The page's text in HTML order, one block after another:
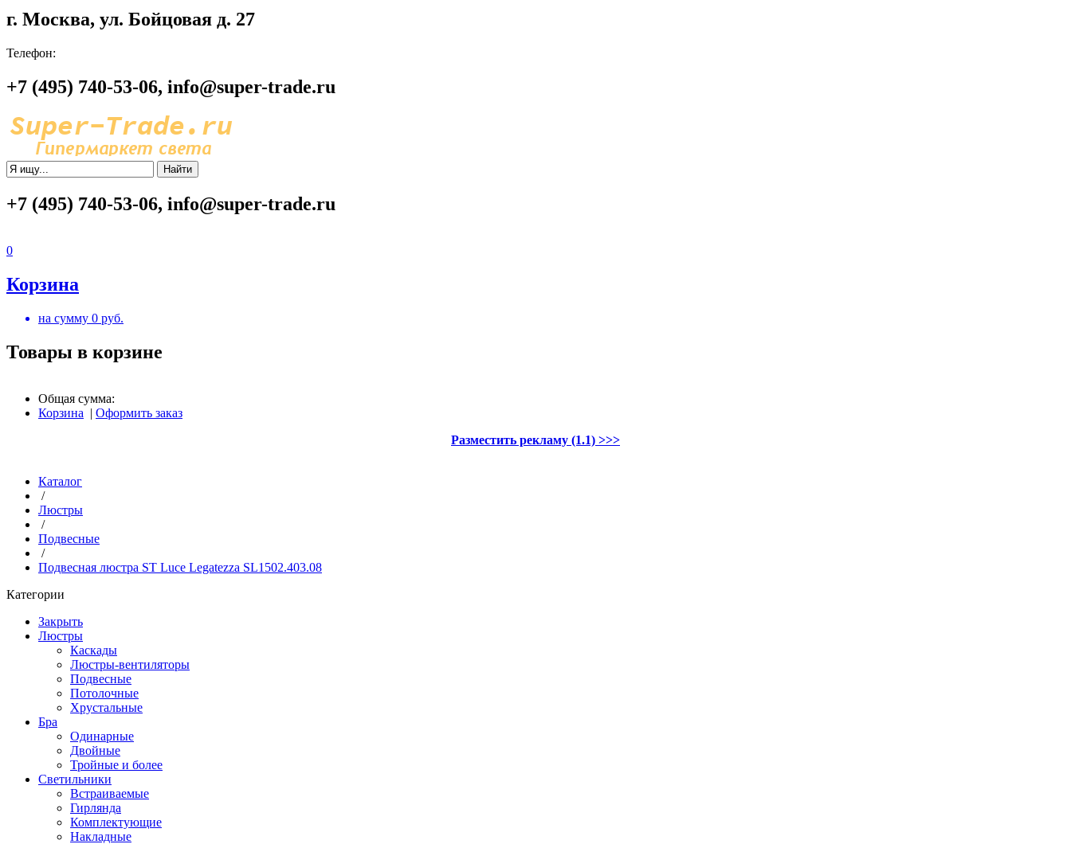
г. Москва, ул. Бойцовая д. 27
Телефон:
+7 (495) 740-53-06, info@super-trade.ru
Найти
+7 (495) 740-53-06, info@super-trade.ru
0
Корзина
на сумму 0 руб.
Товары в корзине
Общая сумма:
Корзина | Оформить заказ
Разместить рекламу (1.1) >>>
Каталог
/
Люстры
/
Подвесные
/
Подвесная люстра ST Luce Legatezza SL1502.403.08
Категории
Закрыть
Люстры
Каскады
Люстры-вентиляторы
Подвесные
Потолочные
Хрустальные
Бра
Одинарные
Двойные
Тройные и более
Светильники
Встраиваемые
Гирлянда
Комплектующие
Накладные